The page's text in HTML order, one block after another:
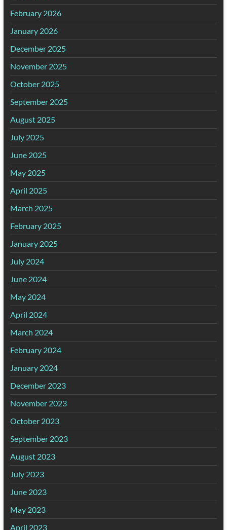
February 2026
January 2026
December 2025
November 2025
October 2025
September 2025
August 2025
July 2025
June 2025
May 2025
April 2025
March 2025
February 2025
January 2025
July 2024
June 2024
May 2024
April 2024
March 2024
February 2024
January 2024
December 2023
November 2023
October 2023
September 2023
August 2023
July 2023
June 2023
May 2023
April 2023